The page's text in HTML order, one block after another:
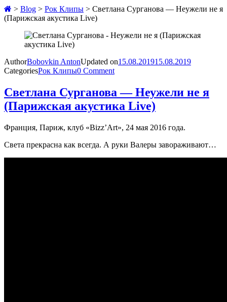
> Blog > Рок Клипы > Светлана Сурганова — Неужели не я
(Парижская акустика Live)
AuthorBobovkin AntonUpdated on15.08.201915.08.2019
CategoriesРок Клипы0 Comment
Светлана Сурганова — Неужели не я
(Парижская акустика Live)
Франция, Париж, клуб «Bizz’Art», 24 мая 2016 года.
Света прекрасна как всегда. А руки Валеры завораживают…